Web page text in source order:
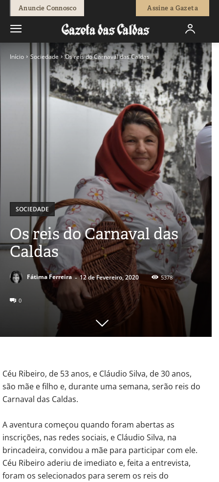
Anuncie Connosco Assine a Gazeta
Início Sociedade Os reis do Carnaval das Caldas
SOCIEDADE
Os reis do Carnaval das
Caldas
Fátima Ferreira - 12 de Fevereiro, 2020 5378
0
Céu Ribeiro, de 53 anos, e Cláudio Silva, de 30 anos,
são mãe e filho e, durante uma semana, serão reis do
Carnaval das Caldas.
A aventura começou quando foram abertas as
inscrições, nas redes sociais, e Cláudio Silva, na
brincadeira, convidou a mãe para participar com ele.
Céu Ribeiro aderiu de imediato e, feita a entrevista,
foram os selecionados para serem os reis do